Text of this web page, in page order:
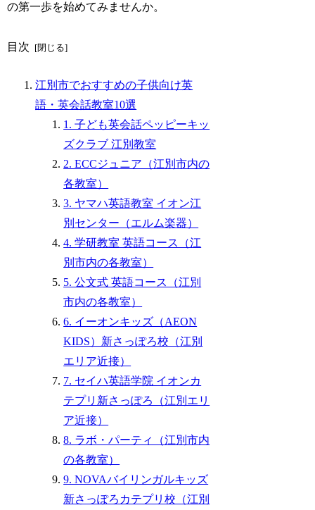
の第一歩を始めてみませんか。
目次
江別市でおすすめの子供向け英
語・英会話教室10選
1. 子ども英会話ペッピーキッ
ズクラブ 江別教室
2. ECCジュニア（江別市内の
各教室）
3. ヤマハ英語教室 イオン江
別センター（エルム楽器）
4. 学研教室 英語コース（江
別市内の各教室）
5. 公文式 英語コース（江別
市内の各教室）
6. イーオンキッズ（AEON
KIDS）新さっぽろ校（江別
エリア近接）
7. セイハ英語学院 イオンカ
テプリ新さっぽろ（江別エリ
ア近接）
8. ラボ・パーティ（江別市内
の各教室）
9. NOVAバイリンガルキッズ
新さっぽろカテプリ校（江別